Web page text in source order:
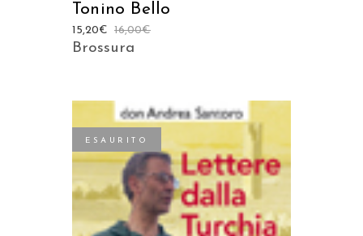
Tonino Bello
16,00€
15,20€
Brossura
ESAURITO